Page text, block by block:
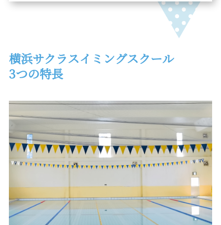
横浜サクラスイミングスクール
3つの特長